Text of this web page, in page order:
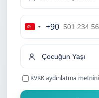
Turkey
+90
+90
KVKK aydınlatma metnini